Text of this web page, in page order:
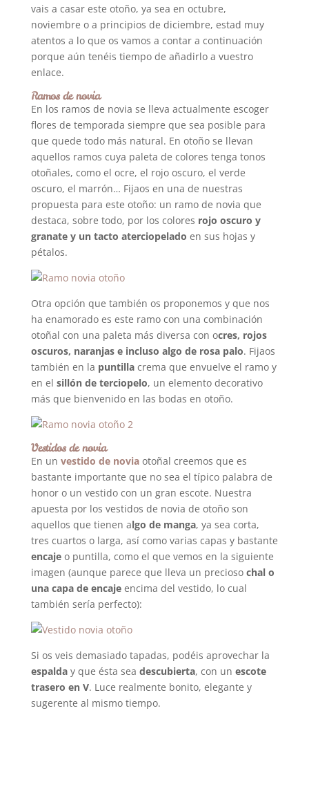
vais a casar este otoño, ya sea en octubre,
noviembre o a principios de diciembre, estad muy
atentos a lo que os vamos a contar a continuación
porque aún tenéis tiempo de añadirlo a vuestro
enlace.
Ramos de novia
En los ramos de novia se lleva actualmente escoger
flores de temporada siempre que sea posible para
que quede todo más natural. En otoño se llevan
aquellos ramos cuya paleta de colores tenga tonos
otoñales, como el ocre, el rojo oscuro, el verde
oscuro, el marrón… Fijaos en una de nuestras
propuesta para este otoño: un ramo de novia que
destaca, sobre todo, por los colores rojo oscuro y
granate y un tacto aterciopelado en sus hojas y
pétalos.
Otra opción que también os proponemos y que nos
ha enamorado es este ramo con una combinación
otoñal con una paleta más diversa con ocres, rojos
oscuros, naranjas e incluso algo de rosa palo. Fijaos
también en la puntillacrema que envuelve el ramo y
en el sillón de terciopelo, un elemento decorativo
más que bienvenido en las bodas en otoño.
Vestidos de novia
En un vestido de noviaotoñal creemos que es
bastante importante que no sea el típico palabra de
honor o un vestido con un gran escote. Nuestra
apuesta por los vestidos de novia de otoño son
aquellos que tienen algo de manga, ya sea corta,
tres cuartos o larga, así como varias capas y bastante
encajeo puntilla, como el que vemos en la siguiente
imagen (aunque parece que lleva un precioso chal o
una capa de encajeencima del vestido, lo cual
también sería perfecto):
Si os veis demasiado tapadas, podéis aprovechar la
espalday que ésta sea descubierta, con un escote
trasero en V. Luce realmente bonito, elegante y
sugerente al mismo tiempo.